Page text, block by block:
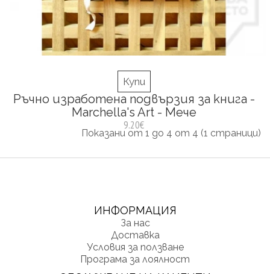
Купи
Ръчно изработена подвързия за книга -
Marchella's Art - Мече
9.20€
Показани от 1 до 4 от 4 (1 страници)
ИНФОРМАЦИЯ
За нас
Доставка
Условия за ползване
Програма за лоялност